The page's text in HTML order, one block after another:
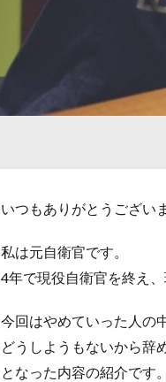
いつもありがとうござい
私は元自衛官です。
4年で現役自衛官を終え
今回はやめていった人の
どうしようもないから辞
となった内容の紹介です。